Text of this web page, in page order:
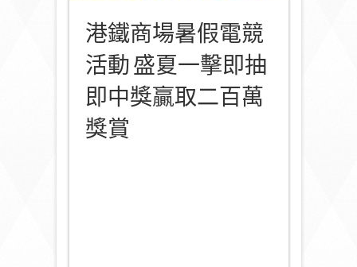
港鐵商場暑假電競
活動 盛夏一擊即抽
即中獎贏取二百萬
獎賞